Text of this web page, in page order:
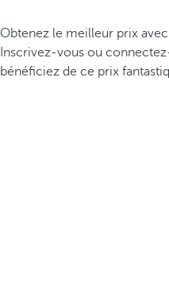
Obtenez le meilleur prix
Inscrivez-vous ou
bénéficiez de ce prix